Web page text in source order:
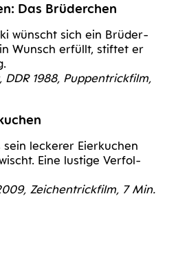
Das Brüderchen
wünscht sich ein Brü­der­
Wunsch erfüllt, stif­tet er
DDR 1988, Pup­pentrick­film,
lecke­rer Eier­ku­chen
Eine lus­ti­ge Ver­fol­
Zei­chen­trick­film, 7 Min.